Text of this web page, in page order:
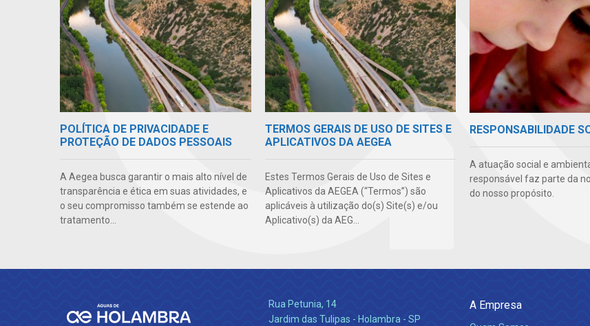
POLÍTICA DE PRIVACIDADE E
PROTEÇÃO DE DADOS PESSOAIS
A Aegea busca garantir o mais alto nível de
transparência e ética em suas atividades, e
o seu compromisso também se estende ao
tratamento...
TERMOS GERAIS DE USO DE SITES E
APLICATIVOS DA AEGEA
Estes Termos Gerais de Uso de Sites e
Aplicativos da AEGEA (“Termos”) são
aplicáveis à utilização do(s) Site(s) e/ou
Aplicativo(s) da AEG...
RESPONSABILIDADE
A atuação social e
responsável faz parte da
do nosso propósito.
Rua Petunia, 14
Jardim das Tulipas - Holambra - SP
A Empresa